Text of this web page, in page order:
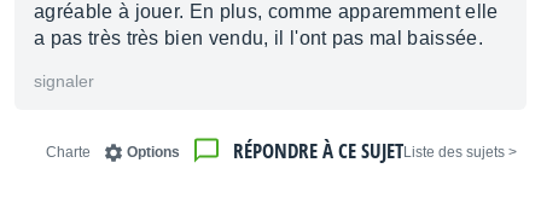
agréable à jouer. En plus, comme apparemment elle
a pas très très bien vendu, il l'ont pas mal baissée.
signaler
< Liste des sujets
RÉPONDRE À CE SUJET
Options
Charte